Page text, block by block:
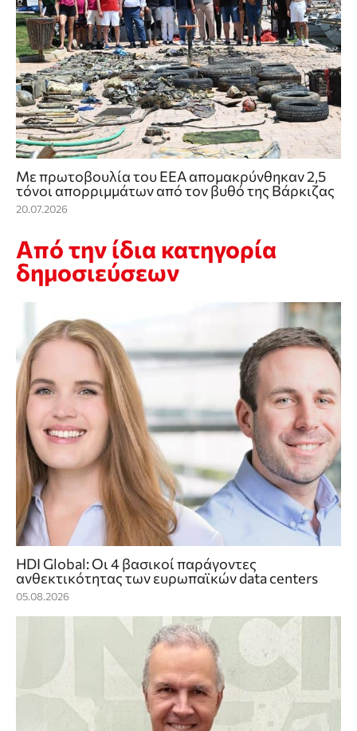
Με πρωτοβουλία του ΕΕΑ απομακρύνθηκαν 2,5
τόνοι απορριμμάτων από τον βυθό της Βάρκιζας
20.07.2026
Από την ίδια κατηγορία
δημοσιεύσεων
HDI Global: Οι 4 βασικοί παράγοντες
ανθεκτικότητας των ευρωπαϊκών data centers
05.08.2026